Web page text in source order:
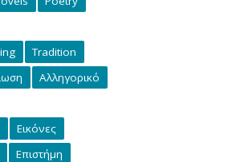
Tradition
Αλληγορικό
Εικόνες
Επιστήμη